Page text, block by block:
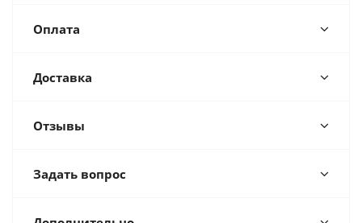
Оплата
Доставка
Отзывы
Задать вопрос